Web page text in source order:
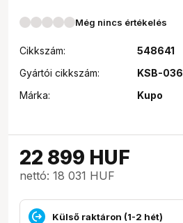
Még nincs értékelés
Cikkszám:
548641
Gyártói cikkszám:
KSB-036
Márka:
Kupo
22 899 HUF
nettó: 18 031 HUF
Külső raktáron (1-2 hét)